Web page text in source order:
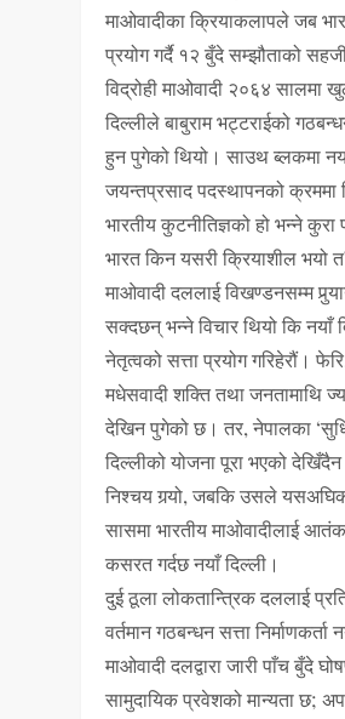
माओवादीका क्रियाकलापले जब
प्रयोग गर्दै १२ बुँदे सम्झौताको
विद्रोही माओवादी २०६४ सालमा
दिल्लीले बाबुराम भट्टराईको
हुन पुगेको थियो। साउथ ब्लकमा
जयन्तप्रसाद पदस्थापनको क्रममा
भारतीय कुटनीतिज्ञको हो भन्ने कुरा
भारत किन यसरी क्रियाशील भयो
माओवादी दललाई विखण्डनसम्म
सक्दछन् भन्ने विचार थियो कि नयाँ
नेतृत्वको सत्ता प्रयोग गरिहेरौं।
मधेसवादी शक्ति तथा जनतामाथि
देखिन पुगेको छ। तर, नेपालका
दिल्लीको योजना पूरा भएको
निश्चय गर्‍यो, जबकि उसले
सासमा भारतीय माओवादीलाई
कसरत गर्दछ नयाँ दिल्ली।
दुई ठूला लोकतान्त्रिक दललाई
वर्तमान गठबन्धन सत्ता
माओवादी दलद्वारा जारी पाँच बुँदे
सामुदायिक प्रवेशको मान्यता छ;